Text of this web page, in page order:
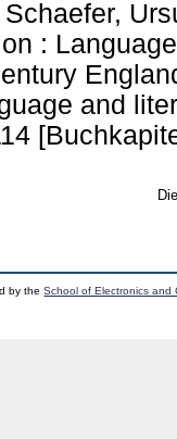
Schaefer,
:
and
by theSchool of Electronics and